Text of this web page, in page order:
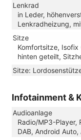
Lenkrad
in Leder,
Lenkradheizung,
Sitze
Komfortsitze,
hinten geteilt,
Sitze:
Infotainment &
Audioanlage
Radio/MP3-Player,
DAB, Android